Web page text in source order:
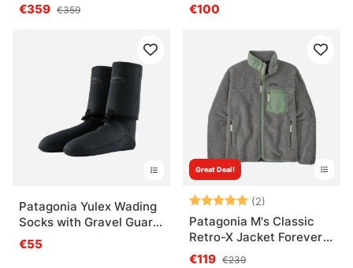
€359 €359 €100
Patagonia Yulex Wading
Socks with Gravel Guard
Black
€55
Great Deal!
Note: (2)
Patagonia M's Classic
Retro-X Jacket Forever
Grey
€119 €239